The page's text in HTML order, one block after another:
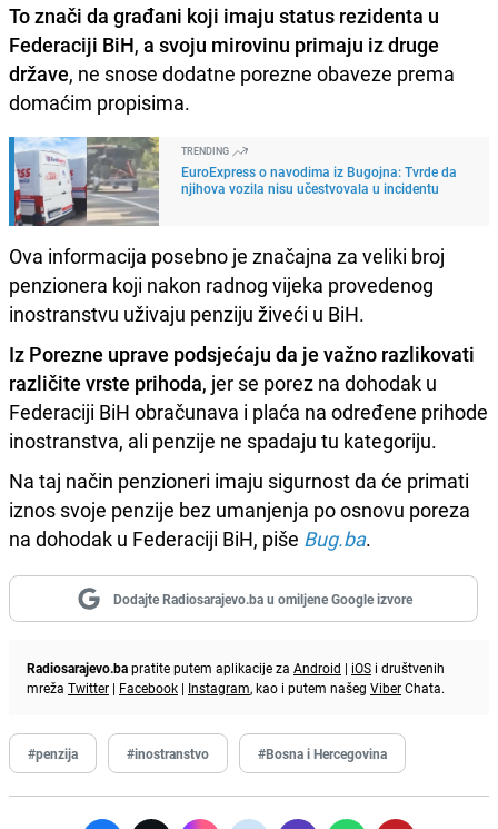
To znači da građani koji imaju status rezidenta u
Federaciji BiH, a svoju mirovinu primaju iz druge
države, ne snose dodatne porezne obaveze prema
domaćim propisima.
TRENDING
EuroExpress o navodima iz Bugojna: Tvrde da
njihova vozila nisu učestvovala u incidentu
Ova informacija posebno je značajna za veliki broj
penzionera koji nakon radnog vijeka provedenog
inostranstvu uživaju penziju živeći u BiH.
Iz Porezne uprave podsjećaju da je važno razlikovati
različite vrste prihoda, jer se porez na dohodak u
Federaciji BiH obračunava i plaća na određene prihode
inostranstva, ali penzije ne spadaju tu kategoriju.
Na taj način penzioneri imaju sigurnost da će primati
iznos svoje penzije bez umanjenja po osnovu poreza
na dohodak u Federaciji BiH, piše Bug.ba.
Dodajte Radiosarajevo.ba u omiljene Google izvore
Radiosarajevo.bapratite putem aplikacije za Android | iOS i društvenih
mreža Twitter | Facebook | Instagram, kao i putem našeg ViberChata.
#penzija #inostranstvo #Bosna i Hercegovina